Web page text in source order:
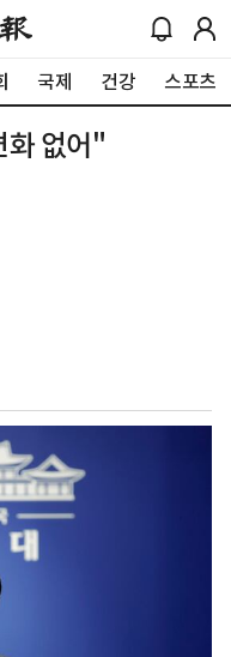
국제 건강 스포츠
화 없어"